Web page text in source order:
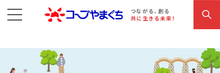
つながる、創る
共に生きる未来！
コープやまぐち お買い物・サービス こだわり商品 参加・イベント情報